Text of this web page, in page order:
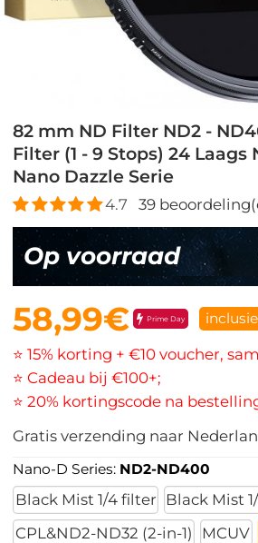
82 mm ND Filter ND2 -
Filter (1 - 9 Stops) 24 Laags
Nano Dazzle Serie
4.7 39
Op voorraad
58,99€ Prime Day
⭐ 15% korting + €10 voucher,
⭐ Cadeau bij €100+;
⭐ 20% kortingscode na
Gratis verzending naar
Nano-D Series: ND2-ND400
Black Mist 1/4 filter Black Mist
CPL&ND2-ND32 (2-in-1)
MCUV